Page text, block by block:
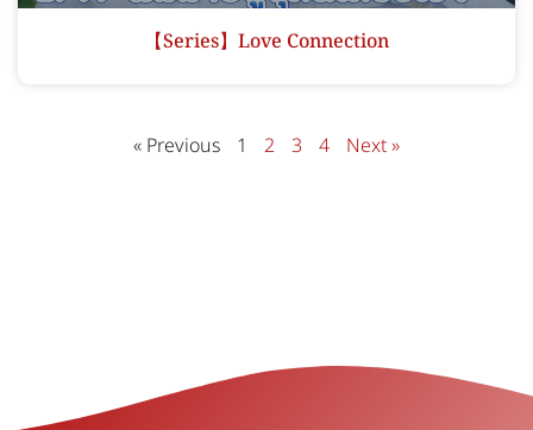
【Series】Love Connection
« Previous 1 2 3 4 Next »